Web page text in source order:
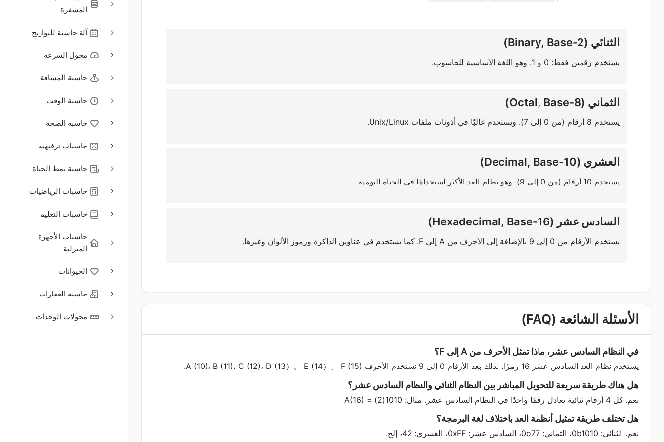
المشفرة
آلة حاسبة للتواريخ
محول السرعة
حاسبة المسافة
حاسبة الوقت
حاسبة الصحة
حاسبات ترفيهية
حاسبة نمط الحياة
حاسبات الرياضيات
حاسبات التعليم
حاسبات الأجهزة
المنزلية
الحيوانات
حاسبة العقارات
محولات الوحدات
الثنائي (Binary, Base-2)
يستخدم رقمين فقط: 0 و 1. وهو اللغة الأساسية للحاسوب.
الثماني (Octal, Base-8)
يستخدم 8 أرقام (من 0 إلى 7). ويستخدم غالبًا في أذونات ملفات Unix/Linux.
العشري (Decimal, Base-10)
يستخدم 10 أرقام (من 0 إلى 9). وهو نظام العد الأكثر استخدامًا في الحياة اليومية.
السادس عشر (Hexadecimal, Base-16)
يستخدم الأرقام من 0 إلى 9 بالإضافة إلى الأحرف من A إلى F. كما يستخدم في عناوين الذاكرة ورموز الألوان وغيرها.
الأسئلة الشائعة (FAQ)
في النظام السادس عشر، ماذا تمثل الأحرف من A إلى F؟
يستخدم نظام العد السادس عشر 16 رمزًا، لذلك بعد الأرقام 0 إلى 9 نستخدم الأحرف A (10)، B (11)، C (12)، D (13）、 E (14）、 F (15).
هل هناك طريقة سريعة للتحويل المباشر بين النظام الثنائي والنظام السادس عشر؟
نعم. كل 4 أرقام ثنائية تعادل رقمًا واحدًا في النظام السادس عشر. مثال: 1010(2) = A(16)
هل تختلف طريقة تمثيل أنظمة العد باختلاف لغة البرمجة؟
نعم. الثنائي: 0b1010، الثماني: 0o77، السادس عشر: 0xFF، العشري: 42، إلخ.